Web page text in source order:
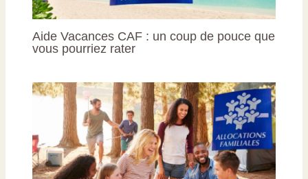
Aide Vacances CAF : un coup de pouce que
vous pourriez rater